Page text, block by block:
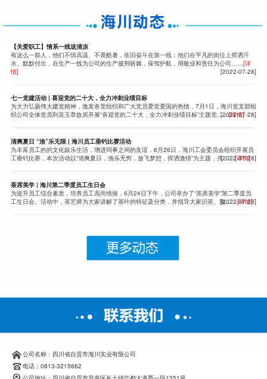
【关爱职工】情系一线送清凉
有这么一群人，他们不惧高温、不畏酷暑，依旧奋斗在第一线；他们在平凡的岗位上挥洒汗
水、默默付出，在生产一线为公司的生产披荆斩棘，保驾护航，用敬业和责任为公司…… [详
情]
[2022-07-28]
七一党建活动 | 喜迎党的二十大，全力冲刺业绩目标
为大力弘扬伟大建党精神，激发各党组织和广大党员爱党爱国的热情，7月1日，海川党支部组
织公司全体党员到吴玉章故居开展“喜迎党的二十大，全力冲刺业绩目标”主题党……[详情]
[2022-07-28]
清爽夏日 “渔”乐无限 | 海川员工垂钓比赛活动
为丰富员工的的文化娱乐生活，增进同事之间的友谊，6月26日，海川工会委员会组织开展员
工垂钓比赛，本次活动以“清爽夏日，渔乐无穷，放飞梦想，挥洒激情”为主题，共……[详情]
[2022-07-28]
茶席美学 | 海川第二季度员工生日会
为提升员工综合素质，培养员工高尚情操，6月24日下午，公司举办了“茶席美学”第二季度员
工生日会。活动中，茶艺师为大家讲解了茶叶的特征及分类，并指导大家识茶、泡……[详情]
[2022-07-28]
公司名称：四川省自贡市海川实业有限公司
电话：0813-3215662